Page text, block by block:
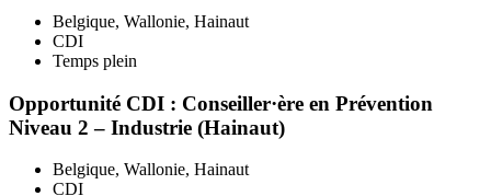
Belgique, Wallonie, Hainaut
CDI
Temps plein
Opportunité CDI : Conseiller·ère en Prévention
Niveau 2 – Industrie (Hainaut)
Belgique, Wallonie, Hainaut
CDI